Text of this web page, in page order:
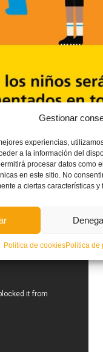
Gestionar
experiencias,
a la información del
procesar datos como
en este sitio. No
a ciertas características y
Política de cookiesPolítica de
que pondrá a
Federación
buenas prácticas